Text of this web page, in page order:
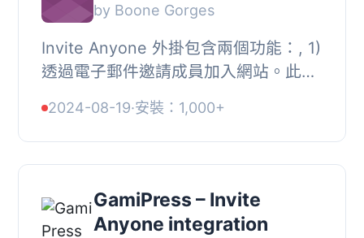
by Boone Gorges
Invite Anyone 外掛包含兩個功能：, 1)
透過電子郵件邀請成員加入網站。此外
一個稱為「傳送邀請」的選項卡，該選
項卡包含...
2024-08-19·安裝：1,000+
GamiPress – Invite
Anyone integration